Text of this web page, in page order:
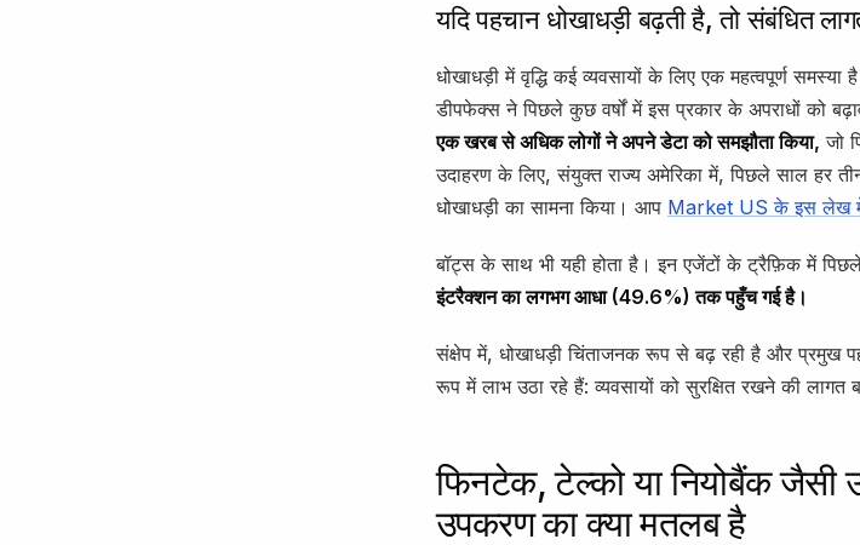
यदि पहचान धोखाधड़ी बढ़ती है, तो संबंधित
धोखाधड़ी में वृद्धि कई व्यवसायों के लिए एक महत्वपूर्ण
डीपफेक्स ने पिछले कुछ वर्षों में इस प्रकार के अपराधों को
एक खरब से अधिक लोगों ने अपने डेटा को समझौता किया, जो
उदाहरण के लिए, संयुक्त राज्य अमेरिका में, पिछले साल हर
धोखाधड़ी का सामना किया। आप Market US के इस लेख
बॉट्स के साथ भी यही होता है। इन एजेंटों के ट्रैफ़िक में
इंटरैक्शन का लगभग आधा (49.6%) तक पहुँच गई है।
संक्षेप में, धोखाधड़ी चिंताजनक रूप से बढ़ रही है और प्रमुख
रूप में लाभ उठा रहे हैं: व्यवसायों को सुरक्षित रखने की लागत
फिनटेक, टेल्को या नियोबैंक जैसी
उपकरण का क्या मतलब है